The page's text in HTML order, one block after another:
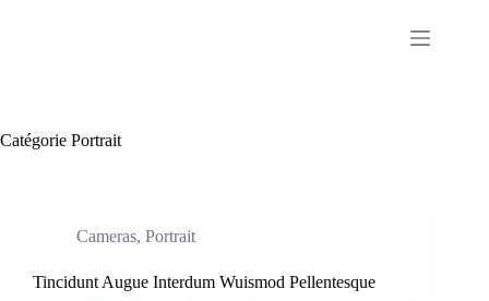
Catégorie Portrait
Cameras, Portrait
Tincidunt Augue Interdum Wuismod Pellentesque